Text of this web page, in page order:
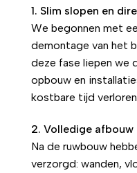
1. Slim slopen en
We begonnen met
demontage van het
deze fase liepen we
opbouw en
kostbare tijd
2. Volledige
Na de ruwbouw
verzorgd: wanden,